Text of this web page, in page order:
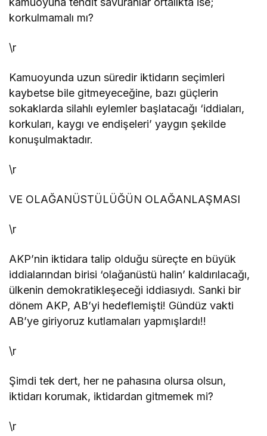
korkulmamalı mı?
\r
Kamuoyunda uzun süredir iktidarın seçimleri
kaybetse bile gitmeyeceğine, bazı güçlerin
sokaklarda silahlı eylemler başlatacağı ‘iddiaları,
korkuları, kaygı ve endişeleri’ yaygın şekilde
konuşulmaktadır.
\r
VE OLAĞANÜSTÜLÜĞÜN OLAĞANLAŞMASI
\r
AKP’nin iktidara talip olduğu süreçte en büyük
iddialarından birisi ‘olağanüstü halin’ kaldırılacağı,
ülkenin demokratikleşeceği iddiasıydı. Sanki bir
dönem AKP, AB’yi hedeflemişti! Gündüz vakti
AB’ye giriyoruz kutlamaları yapmışlardı!!
\r
Şimdi tek dert, her ne pahasına olursa olsun,
iktidarı korumak, iktidardan gitmemek mi?
\r